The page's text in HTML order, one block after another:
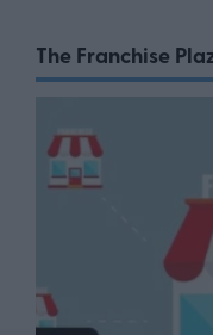
The Franchise